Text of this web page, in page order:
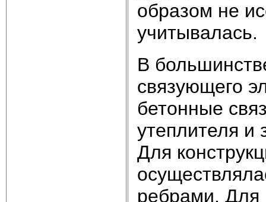
образом не
учитывалась.
В
связующего
бетонные
утеплителя
Для
ребрами. Для